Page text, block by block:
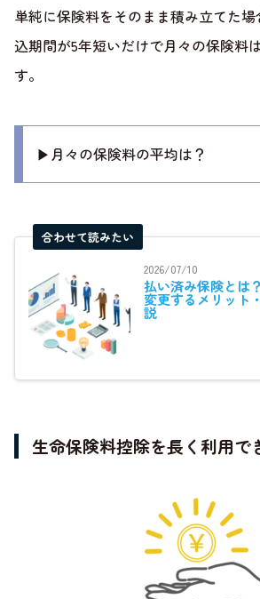
単純に保険料をそのまま積み立てた
込期間が5年短いだけで月々の保険料
す。
▶月々の保険料の平均は？
合わせて読みたい
2026/07/10
払い済み保険とは
変更するメリット
説
生命保険料控除を長く利用で